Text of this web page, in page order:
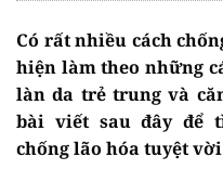
Có rất nhiều cách
hiện làm theo những
làn da trẻ trung và
bài viết sau đây để
chống lão hóa tuyệt